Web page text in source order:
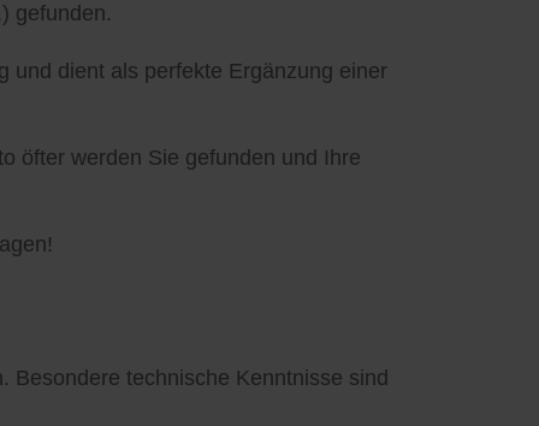
gefunden.
und dient als perfekte Ergänzung einer
öfter werden Sie gefunden und Ihre
Besondere technische Kenntnisse sind